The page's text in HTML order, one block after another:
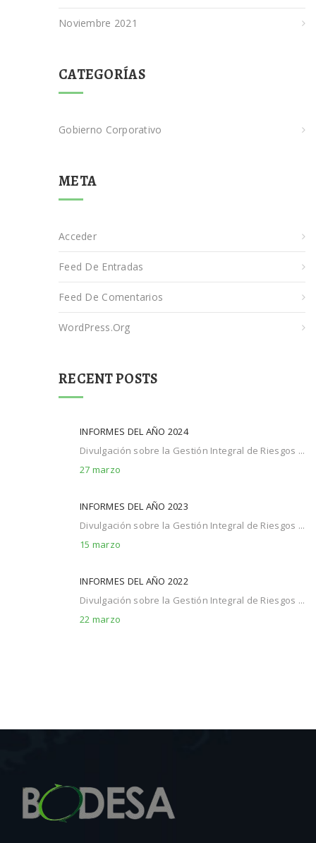
Noviembre 2021
CATEGORÍAS
Gobierno Corporativo
META
Acceder
Feed De Entradas
Feed De Comentarios
WordPress.org
RECENT POSTS
INFORMES DEL AÑO 2024
Divulgación sobre la Gestión Integral de Riesgos ...
27 marzo
INFORMES DEL AÑO 2023
Divulgación sobre la Gestión Integral de Riesgos ...
15 marzo
INFORMES DEL AÑO 2022
Divulgación sobre la Gestión Integral de Riesgos ...
22 marzo